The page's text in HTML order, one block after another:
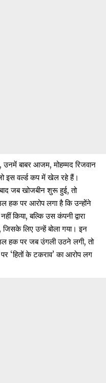
उनमें बाबर आजम, मोहम्मद रिजवान
इस वर्ल्ड कप में खेल रहे हैं।
जब खोजबीन शुरू हुई, तो
पर आरोप लगा है कि उन्होंने
किया, बल्कि उस कंपनी द्वारा
लिए उन्हें बोला गया। इन
हक पर जब उंगली उठने लगी, तो
‘हितों के टकराव’ का आरोप लग